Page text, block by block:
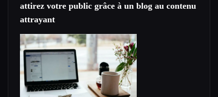
attirez votre public grâce à un blog au contenu
attrayant